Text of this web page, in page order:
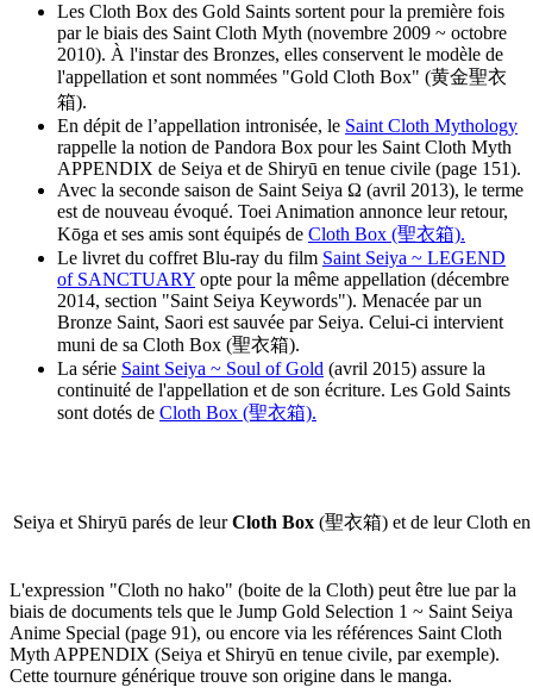
Les Cloth Box des Gold Saints sortent pour la première fois
par le biais des Saint Cloth Myth (novembre 2009 ~ octobre
2010). À l'instar des Bronzes, elles conservent le modèle de
l'appellation et sont nommées "Gold Cloth Box" (黄金聖衣
箱).
En dépit de l’appellation intronisée, le Saint Cloth Mythology
rappelle la notion de Pandora Box pour les Saint Cloth Myth
APPENDIX de Seiya et de Shiryū en tenue civile (page 151).
Avec la seconde saison de Saint Seiya Ω (avril 2013), le terme
est de nouveau évoqué. Toei Animation annonce leur retour,
Kōga et ses amis sont équipés de Cloth Box (聖衣箱).
Le livret du coffret Blu-ray du film Saint Seiya ~ LEGEND
of SANCTUARY opte pour la même appellation (décembre
2014, section "Saint Seiya Keywords"). Menacée par un
Bronze Saint, Saori est sauvée par Seiya. Celui-ci intervient
muni de sa Cloth Box (聖衣箱).
La série Saint Seiya ~ Soul of Gold (avril 2015) assure la
continuité de l'appellation et de son écriture. Les Gold Saints
sont dotés de Cloth Box (聖衣箱).
Seiya et Shiryū parés de leurCloth Box (聖衣箱) et de leur Cloth
L'expression "Cloth no hako" (boite de la Cloth) peut être lue par la
biais de documents tels que le Jump Gold Selection 1 ~ Saint Seiya
Anime Special (page 91), ou encore via les références Saint Cloth
Myth APPENDIX (Seiya et Shiryū en tenue civile, par exemple).
Cette tournure générique trouve son origine dans le manga.